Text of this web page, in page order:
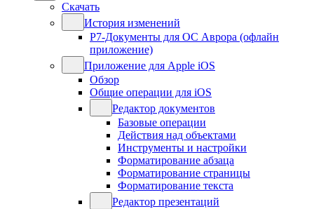
Скачать
История изменений
Р7-Документы для ОС Аврора (офлайн
приложение)
Приложение для Apple iOS
Обзор
Общие операции для iOS
Редактор документов
Базовые операции
Действия над объектами
Инструменты и настройки
Форматирование абзаца
Форматирование страницы
Форматирование текста
Редактор презентаций